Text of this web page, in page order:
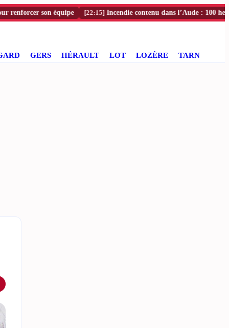
son équipe [22:15] Incendie contenu dans l’Aude : 100 hectares
GERS HÉRAULT LOT LOZÈRE TARN